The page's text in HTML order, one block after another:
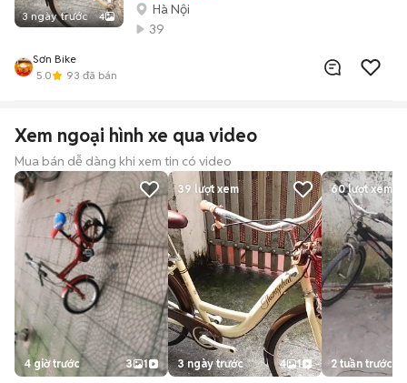
3 ngày trước 4
Hà Nội
39
Sơn Bike
5.0
93 đã bán
Xem ngoại hình xe qua video
Mua bán dễ dàng khi xem tin có video
4 giờ trước 3 1
39 lượt xem
3 ngày trước 4 1
60lượt xem
2 tuần trước